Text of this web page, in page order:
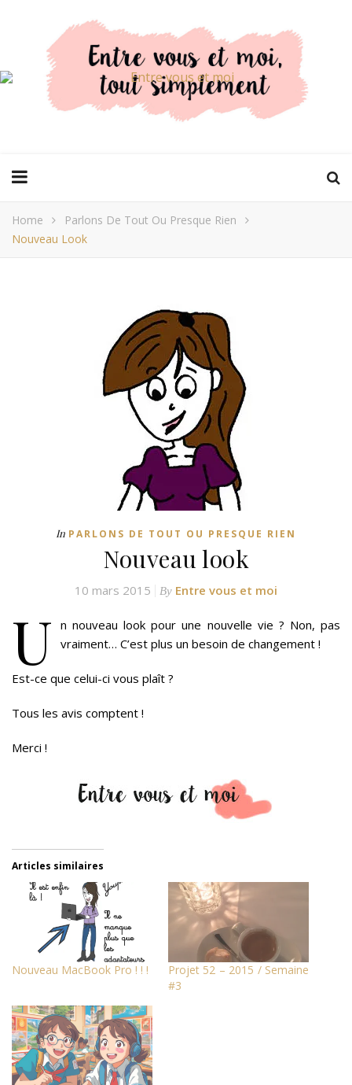
Home
Parlons De Tout Ou Presque Rien
Nouveau Look
In PARLONS DE TOUT OU PRESQUE RIEN
Nouveau look
10 mars 2015 By Entre vous et moi
U n nouveau look pour une nouvelle vie ? Non, pas
vraiment… C’est plus un besoin de changement !
Est-ce que celui-ci vous plaît ?
Tous les avis comptent !
Merci !
Articles similaires
Nouveau MacBook Pro ! ! !
Projet 52 – 2015 / Semaine
#3